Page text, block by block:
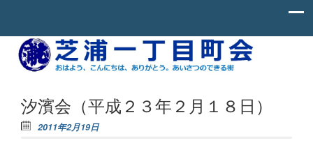
Skip to content
芝
一
丁
お
は
よ
こ
ん
に
ち
汐濱会（平成２３年２月１８日）
2011年2月19日